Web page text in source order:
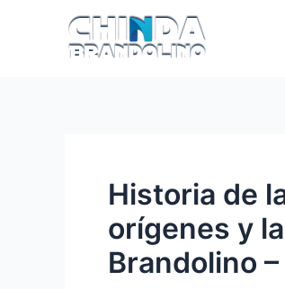
Historia de
orígenes y
Brandolino